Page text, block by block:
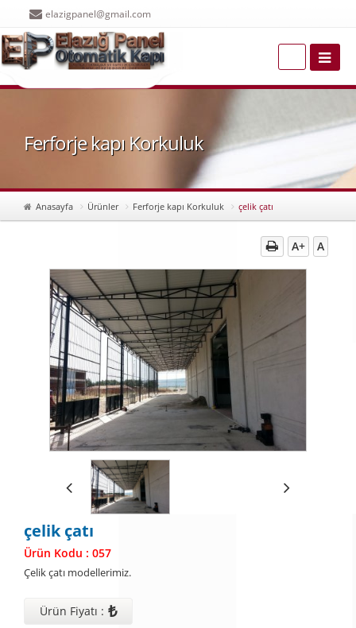
elazigpanel@gmail.com
Ferforje kapı Korkuluk
Anasayfa Ürünler Ferforje kapı Korkuluk çelik çatı
A+ A
çelik çatı
Ürün Kodu : 057
Çelik çatı modellerimiz.
Ürün Fiyatı : ₺